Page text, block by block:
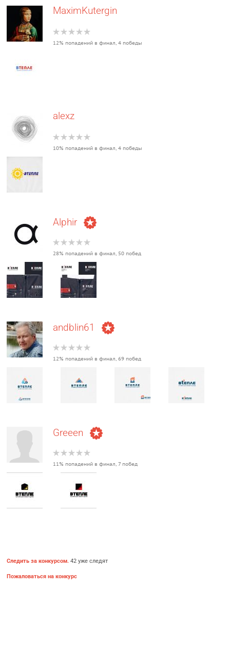
MaximKutergin
12% попадений в финал, 4 победы
alexz
10% попадений в финал, 4 победы
Alphir
28% попадений в финал, 50 побед
andblin61
12% попадений в финал, 69 побед
Greeen
11% попадений в финал, 7 побед
Следить за конкурсом. 42 уже следят
Пожаловаться на конкурс